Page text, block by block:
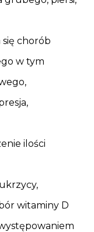
chorób
w tym
ilości
witaminy D